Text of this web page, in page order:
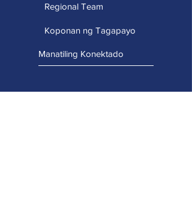
Regional Team
Koponan ng Tagapayo
Manatiling Konektado